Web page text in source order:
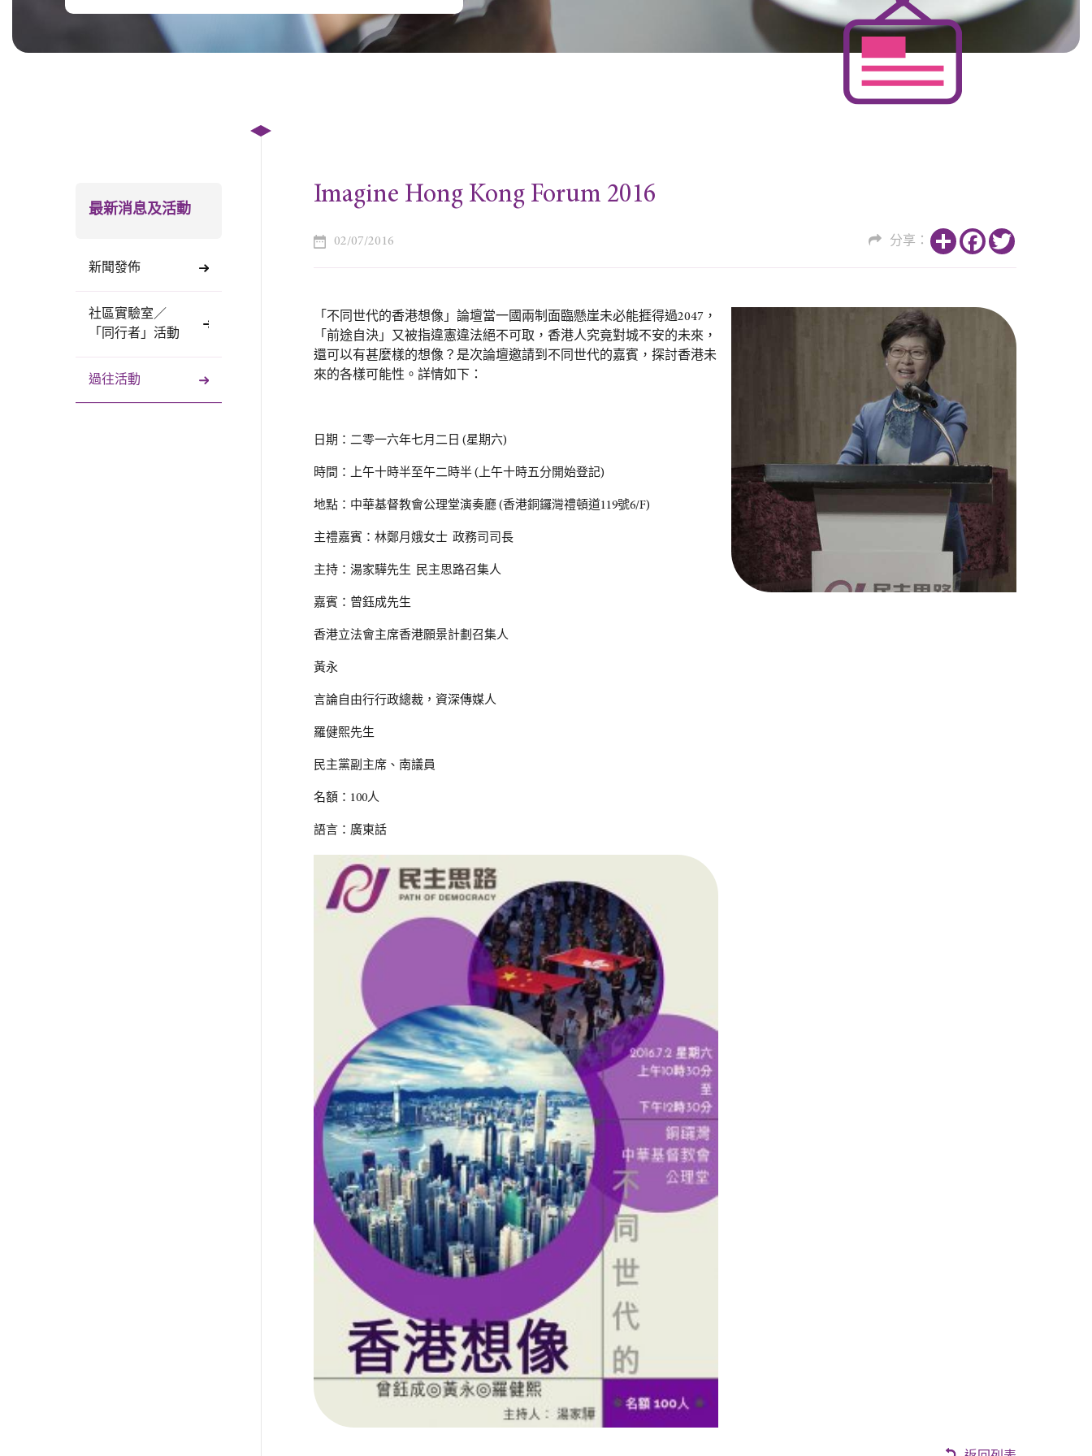
最新消息及活動
新聞發佈
社區實驗室／
「同行者」活動
過往活動
Imagine Hong Kong Forum 2016
02/07/2016 分享： Share Facebook
「不同世代的香港想像」論壇當一國兩制面臨懸崖未必能捱得過2047，
「前途自決」又被指違憲違法絕不可取，香港人究竟對城不安的未來，
還可以有甚麼樣的想像？是次論壇邀請到不同世代的嘉賓，探討香港未
來的各樣可能性。詳情如下：
日期：二零一六年七月二日 (星期六)
時間：上午十時半至午二時半 (上午十時五分開始登記)
地點：中華基督教會公理堂演奏廳 (香港銅鑼灣禮頓道119號6/F)
主禮嘉賓：林鄭月娥女士 政務司司長
主持：湯家驊先生 民主思路召集人
嘉賓：曾鈺成先生
香港立法會主席香港願景計劃召集人
黃永
言論自由行行政總裁，資深傳媒人
羅健熙先生
民主黨副主席、南議員
名額：100人
語言：廣東話